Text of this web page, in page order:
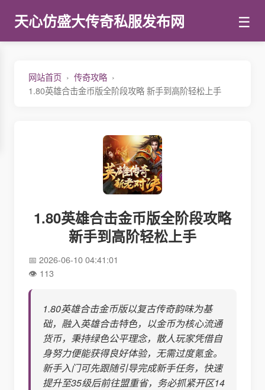
天心仿盛大传奇私服发布网 ☰
网站首页
传奇攻略
1.80英雄合击金币版全阶段攻略 新手到高阶轻松上手
1.80英雄合击金币版全阶段攻略
新手到高阶轻松上手
2026-06-10 04:41:01
113
1.80英雄合击金币版以复古传奇韵味为基
础，融入英雄合击特色，以金币为核心流通
货币，秉持绿色公平理念，散人玩家凭借自
身努力便能获得良好体验，无需过度氪金。
新手入门可先跟随引导完成新手任务，快速
提升至35级后前往盟重省，务必抓紧开区14